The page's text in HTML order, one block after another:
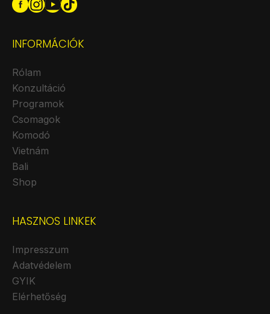
INFORMÁCIÓK
Rólam
Konzultáció
Programok
Csomagok
Komodó
Vietnám
Bali
Shop
HASZNOS LINKEK
Impresszum
Adatvédelem
GYIK
Elérhetőség